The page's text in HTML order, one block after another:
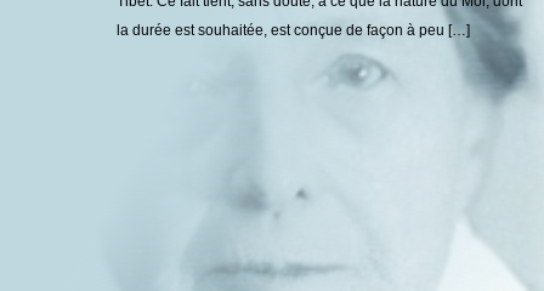
la durée est souhaitée, est conçue de façon à peu […]